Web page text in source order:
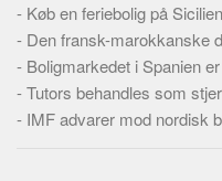
Webstedet
Forhistorien
Redigering
- Køb en feriebolig på
- Den fransk-marokkanske
- Boligmarkedet i Spanien
-Tutors behandles som
- IMF advarer mod nordisk